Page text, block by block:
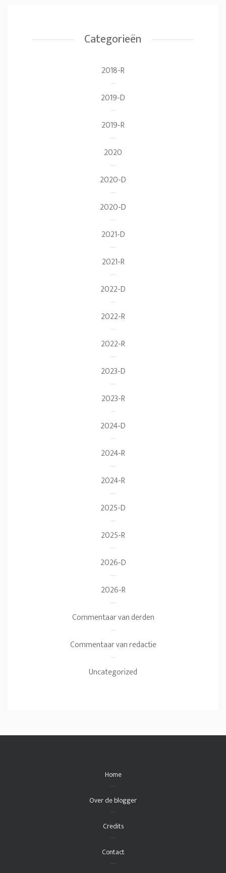
Categorieën
2018-R
2019-D
2019-R
2020
2020-D
2020-D
2021-D
2021-R
2022-D
2022-R
2022-R
2023-D
2023-R
2024-D
2024-R
2024-R
2025-D
2025-R
2026-D
2026-R
Commentaar van derden
Commentaar van redactie
Uncategorized
Home
Over de blogger
Credits
Contact